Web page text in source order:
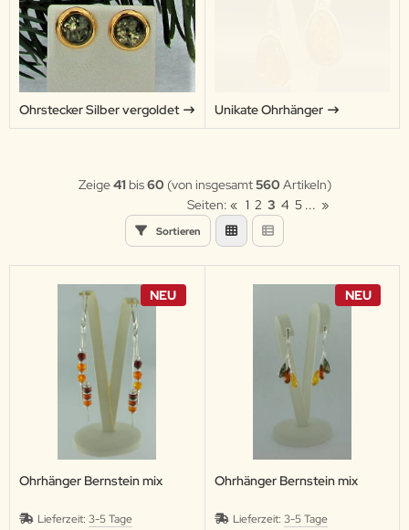
Ohrstecker Silber vergoldet Unikate Ohrhänger
Sortieren
Zeige41 bis60 (von insgesamt560 Artikeln)
Seiten: « 1 2 3 4 5 ... »
NEU
Ohrhänger Bernstein mix
Lieferzeit: 3-5 Tage
NEU
Ohrhänger Bernstein mix
Lieferzeit: 3-5 Tage